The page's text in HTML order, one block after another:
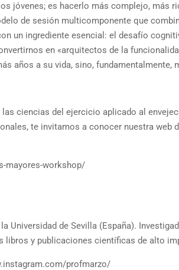
jóvenes; es hacerlo más complejo, más
de sesión multicomponente que
un ingrediente esencial: el desafío
en «arquitectos de la
años a su vida, sino, fundamentalmente,
ciencias del ejercicio aplicado al
te invitamos a conocer nuestra web
mayores-workshop/
Universidad de Sevilla (España).
libros y publicaciones científicas de alto
profmarzo/